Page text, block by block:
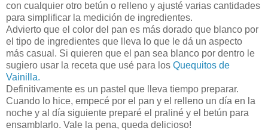
con cualquier otro betún o relleno y ajusté varias cantidades
para simplificar la medición de ingredientes.
Advierto que el color del pan es más dorado que blanco por
el tipo de ingredientes que lleva lo que le dá un aspecto
más casual. Si quieren que el pan sea blanco por dentro le
sugiero usar la receta que usé para los Quequitos de
Vainilla.
Definitivamente es un pastel que lleva tiempo preparar.
Cuando lo hice, empecé por el pan y el relleno un día en la
noche y al día siguiente preparé el praliné y el betún para
ensamblarlo. Vale la pena, queda delicioso!